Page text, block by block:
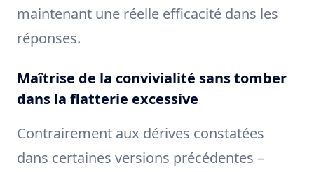
maintenant une réelle efficacité dans les
réponses.
Maîtrise de la convivialité sans tomber
dans la flatterie excessive
Contrairement aux dérives constatées
dans certaines versions précédentes –